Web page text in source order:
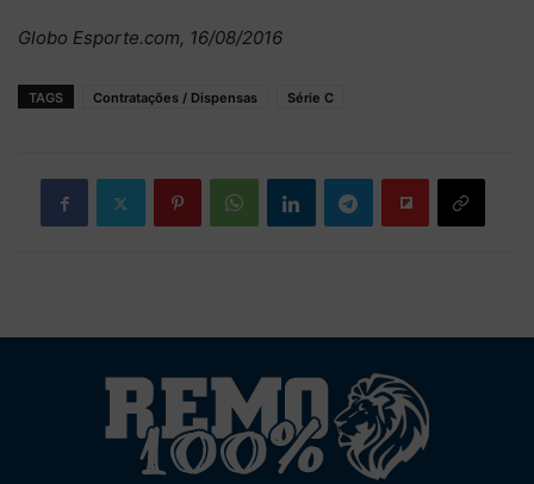
Globo Esporte.com, 16/08/2016
TAGS Contratações / Dispensas Série C